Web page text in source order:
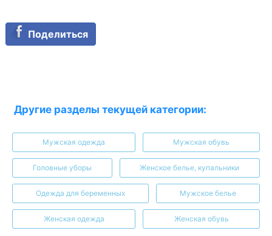
Поделиться
Другие разделы текущей категории:
Мужская одежда Мужская обувь
Головные уборы Женское белье, купальники
Одежда для беременных Мужское белье
Женская одежда Женская обувь